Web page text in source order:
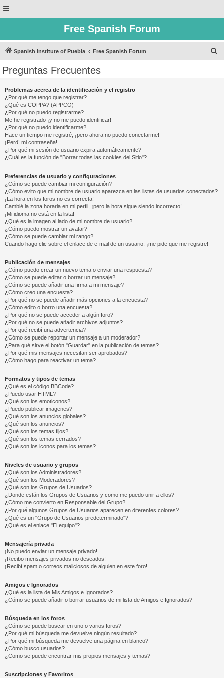
Free Spanish Forum
Spanish Institute of Puebla Free Spanish Forum
Preguntas Frecuentes
Problemas acerca de la identificación y el registro
¿Por qué me tengo que registrar?
¿Qué es COPPA? (APPCO)
¿Por qué no puedo registrarme?
Me he registrado ¡y no me puedo identificar!
¿Por qué no puedo identificarme?
Hace un tiempo me registré, ¡pero ahora no puedo conectarme!
¡Perdí mi contraseña!
¿Por qué mi sesión de usuario expira automáticamente?
¿Cuál es la función de "Borrar todas las cookies del Sitio"?
Preferencias de usuario y configuraciones
¿Cómo se puede cambiar mi configuración?
¿Cómo evito que mi nombre de usuario aparezca en las listas de usuarios conectados?
¡La hora en los foros no es correcta!
Cambié la zona horaria en mi perfil, ¡pero la hora sigue siendo incorrecto!
¡Mi idioma no está en la lista!
¿Qué es la imagen al lado de mi nombre de usuario?
¿Cómo puedo mostrar un avatar?
¿Cómo se puede cambiar mi rango?
Cuando hago clic sobre el enlace de e-mail de un usuario, ¡me pide que me registre!
Publicación de mensajes
¿Cómo puedo crear un nuevo tema o enviar una respuesta?
¿Cómo se puede editar o borrar un mensaje?
¿Cómo se puede añadir una firma a mi mensaje?
¿Cómo creo una encuesta?
¿Por qué no se puede añadir más opciones a la encuesta?
¿Cómo edito o borro una encuesta?
¿Por qué no se puede acceder a algún foro?
¿Por qué no se puede añadir archivos adjuntos?
¿Por qué recibí una advertencia?
¿Cómo se puede reportar un mensaje a un moderador?
¿Para qué sirve el botón "Guardar" en la publicación de temas?
¿Por qué mis mensajes necesitan ser aprobados?
¿Cómo hago para reactivar un tema?
Formatos y tipos de temas
¿Qué es el código BBCode?
¿Puedo usar HTML?
¿Qué son los emoticonos?
¿Puedo publicar imagenes?
¿Qué son los anuncios globales?
¿Qué son los anuncios?
¿Qué son los temas fijos?
¿Qué son los temas cerrados?
¿Qué son los iconos para los temas?
Niveles de usuario y grupos
¿Qué son los Administradores?
¿Qué son los Moderadores?
¿Qué son los Grupos de Usuarios?
¿Donde están los Grupos de Usuarios y como me puedo unir a ellos?
¿Cómo me convierto en Responsable del Grupo?
¿Por qué algunos Grupos de Usuarios aparecen en diferentes colores?
¿Qué es un "Grupo de Usuarios predeterminado"?
¿Qué es el enlace "El equipo"?
Mensajería privada
¡No puedo enviar un mensaje privado!
¡Recibo mensajes privados no deseados!
¡Recibí spam o correos maliciosos de alguien en este foro!
Amigos e Ignorados
¿Qué es la lista de Mis Amigos e Ignorados?
¿Cómo se puede añadir o borrar usuarios de mi lista de Amigos e Ignorados?
Búsqueda en los foros
¿Cómo se puede buscar en uno o varios foros?
¿Por qué mi búsqueda me devuelve ningún resultado?
¿Por qué mi búsqueda me devuelve una página en blanco?
¿Cómo busco usuarios?
¿Como se puede encontrar mis propios mensajes y temas?
Suscripciones y Favoritos